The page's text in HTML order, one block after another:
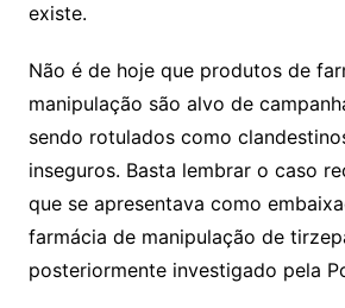
existe.
Não é de hoje que produtos de
manipulação são alvo de
sendo rotulados como
inseguros. Basta lembrar o caso
que se apresentava como
farmácia de manipulação de
posteriormente investigado pela